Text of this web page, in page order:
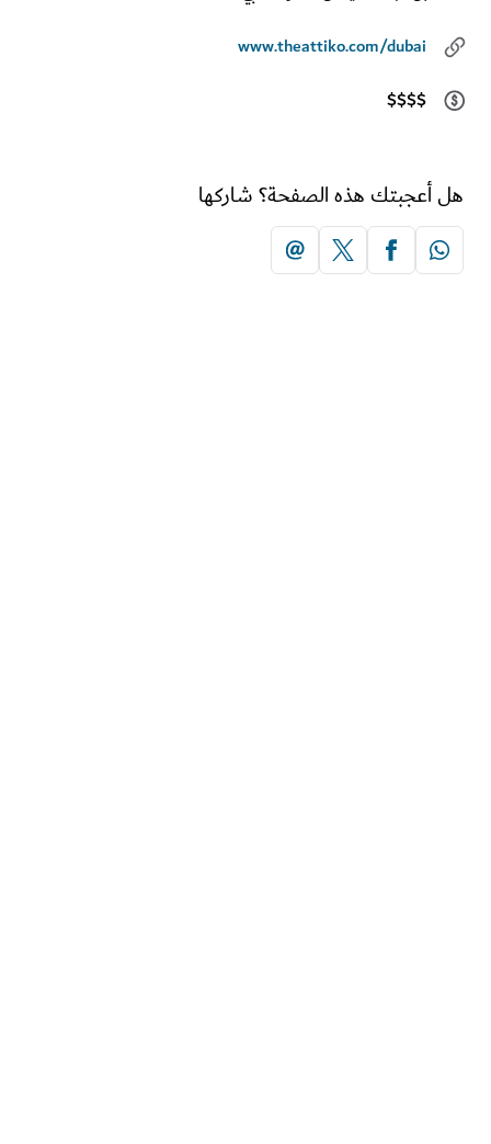
www.theattiko.com/dubai
$$$$
هذه الصفحة؟ شاركها